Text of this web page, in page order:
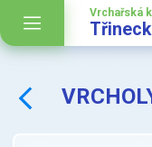
Vrchařská